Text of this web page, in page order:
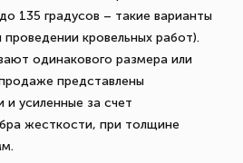
135 градусов – такие варианты
кровельных работ).
одинакового размера или
представлены
усиленные за счет
жесткости, при толщине